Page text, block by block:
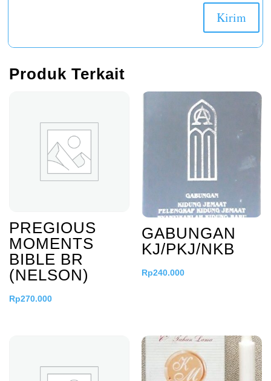
Produk Terkait
PREGIOUS
MOMENTS
BIBLE BR
(NELSON)
Rp270.000
GABUNGAN
KJ/PKJ/NKB
Rp240.000